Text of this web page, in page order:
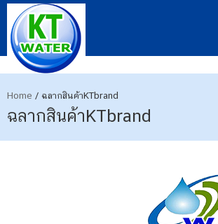
Home / ฉลากสินค้าKTbrand
ฉลากสินค้าKTbrand